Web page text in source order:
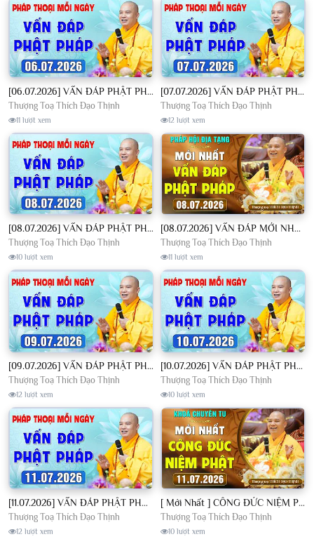
[06.07.2026] VẤN ĐÁP PHẬT PHÁP - Nghe Thầy giảng Pháp mỗi ngày CÔNG ĐỨC VÔ LƯỢNG│TT. Thích Đạo Thịnh
Thượng Toạ Thích Đạo Thịnh
11 lượt xem
[07.07.2026] VẤN ĐÁP PHẬT PHÁP - Nghe Thầy giảng Pháp mỗi ngày CÔNG ĐỨC VÔ LƯỢNG│TT. Thích Đạo Thịnh
Thượng Toạ Thích Đạo Thịnh
12 lượt xem
[08.07.2026] VẤN ĐÁP PHẬT PHÁP - Nghe Thầy giảng Pháp mỗi ngày CÔNG ĐỨC VÔ LƯỢNG│TT. Thích Đạo Thịnh
Thượng Toạ Thích Đạo Thịnh
10 lượt xem
[08.07.2026] VẤN ĐÁP MỚI NHẤT - Pháp Hội Địa Tạng Chùa Khai Nguyên | TT. Thích Đạo Thịnh
Thượng Toạ Thích Đạo Thịnh
11 lượt xem
[09.07.2026] VẤN ĐÁP PHẬT PHÁP - Nghe Thầy giảng Pháp mỗi ngày CÔNG ĐỨC VÔ LƯỢNG│TT. Thích Đạo Thịnh
Thượng Toạ Thích Đạo Thịnh
12 lượt xem
[10.07.2026] VẤN ĐÁP PHẬT PHÁP - Nghe Thầy giảng Pháp mỗi ngày CÔNG ĐỨC VÔ LƯỢNG│TT. Thích Đạo Thịnh
Thượng Toạ Thích Đạo Thịnh
10 lượt xem
[11.07.2026] VẤN ĐÁP PHẬT PHÁP - Nghe Thầy giảng Pháp mỗi ngày CÔNG ĐỨC VÔ LƯỢNG│TT. Thích Đạo Thịnh
Thượng Toạ Thích Đạo Thịnh
12 lượt xem
[ Mới Nhất ] CÔNG ĐỨC NIỆM PHẬT - Khoá Chuyên Tu Chùa Khai Nguyên 11/07/2026 | TT. Thích Đạo Thịnh
Thượng Toạ Thích Đạo Thịnh
10 lượt xem